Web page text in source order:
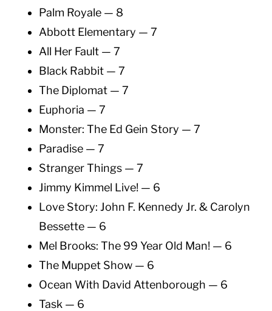
Palm Royale — 8
Abbott Elementary — 7
All Her Fault — 7
Black Rabbit — 7
The Diplomat — 7
Euphoria — 7
Monster: The Ed Gein Story — 7
Paradise — 7
Stranger Things — 7
Jimmy Kimmel Live! — 6
Love Story: John F. Kennedy Jr. & Carolyn
Bessette — 6
Mel Brooks: The 99 Year Old Man! — 6
The Muppet Show — 6
Ocean With David Attenborough — 6
Task — 6